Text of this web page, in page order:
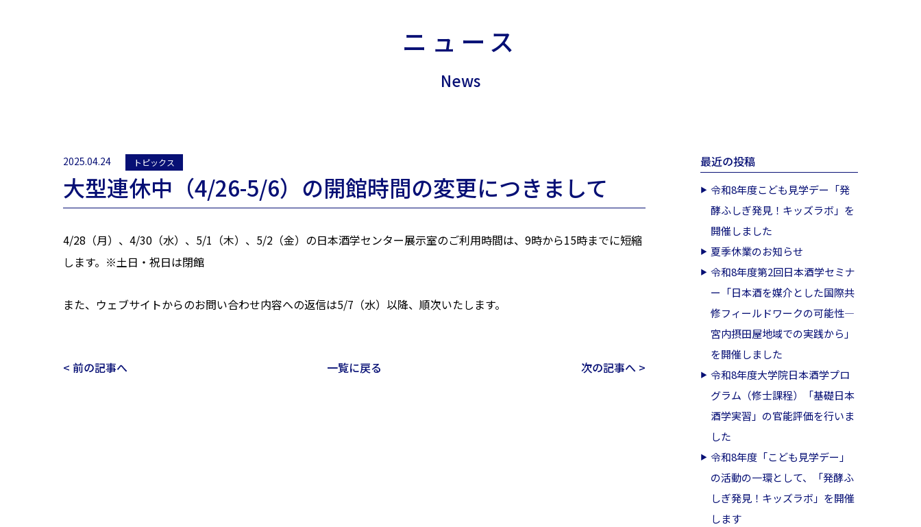
ニュース
News
2025.04.24 トピックス
大型連休中（4/26-5/6）の開館時間の変更につきまして
4/28（月）、4/30（水）、5/1（木）、5/2（金）の日本酒学センター展示室のご利用時間は、9時から15時までに短縮
します。※土日・祝日は閉館
また、ウェブサイトからのお問い合わせ内容への返信は5/7（水）以降、順次いたします。
< 前の記事へ 一覧に戻る 次の記事へ >
最近の投稿
令和8年度こども見学デー「発
酵ふしぎ発見！キッズラボ」を
開催しました
夏季休業のお知らせ
令和8年度第2回日本酒学セミナ
ー「日本酒を媒介とした国際共
修フィールドワークの可能性―
宮内摂田屋地域での実践から」
を開催しました
令和8年度大学院日本酒学プロ
グラム（修士課程）「基礎日本
酒学実習」の官能評価を行いま
した
令和8年度「こども見学デー」
の活動の一環として、「発酵ふ
しぎ発見！キッズラボ」を開催
します